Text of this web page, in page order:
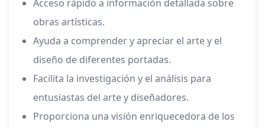
Acceso rápido a información detallada sobre
obras artísticas.
Ayuda a comprender y apreciar el arte y el
diseño de diferentes portadas.
Facilita la investigación y el análisis para
entusiastas del arte y diseñadores.
Proporciona una visión enriquecedora de los